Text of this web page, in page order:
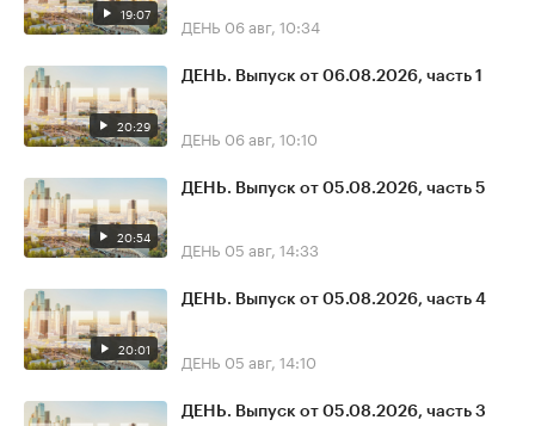
19:07 ДЕНЬ 06 авг, 10:34
20:29
ДЕНЬ. Выпуск от 06.08.2026, часть 1
ДЕНЬ 06 авг, 10:10
20:54
ДЕНЬ. Выпуск от 05.08.2026, часть 5
ДЕНЬ 05 авг, 14:33
20:01
ДЕНЬ. Выпуск от 05.08.2026, часть 4
ДЕНЬ 05 авг, 14:10
ДЕНЬ. Выпуск от 05.08.2026, часть 3